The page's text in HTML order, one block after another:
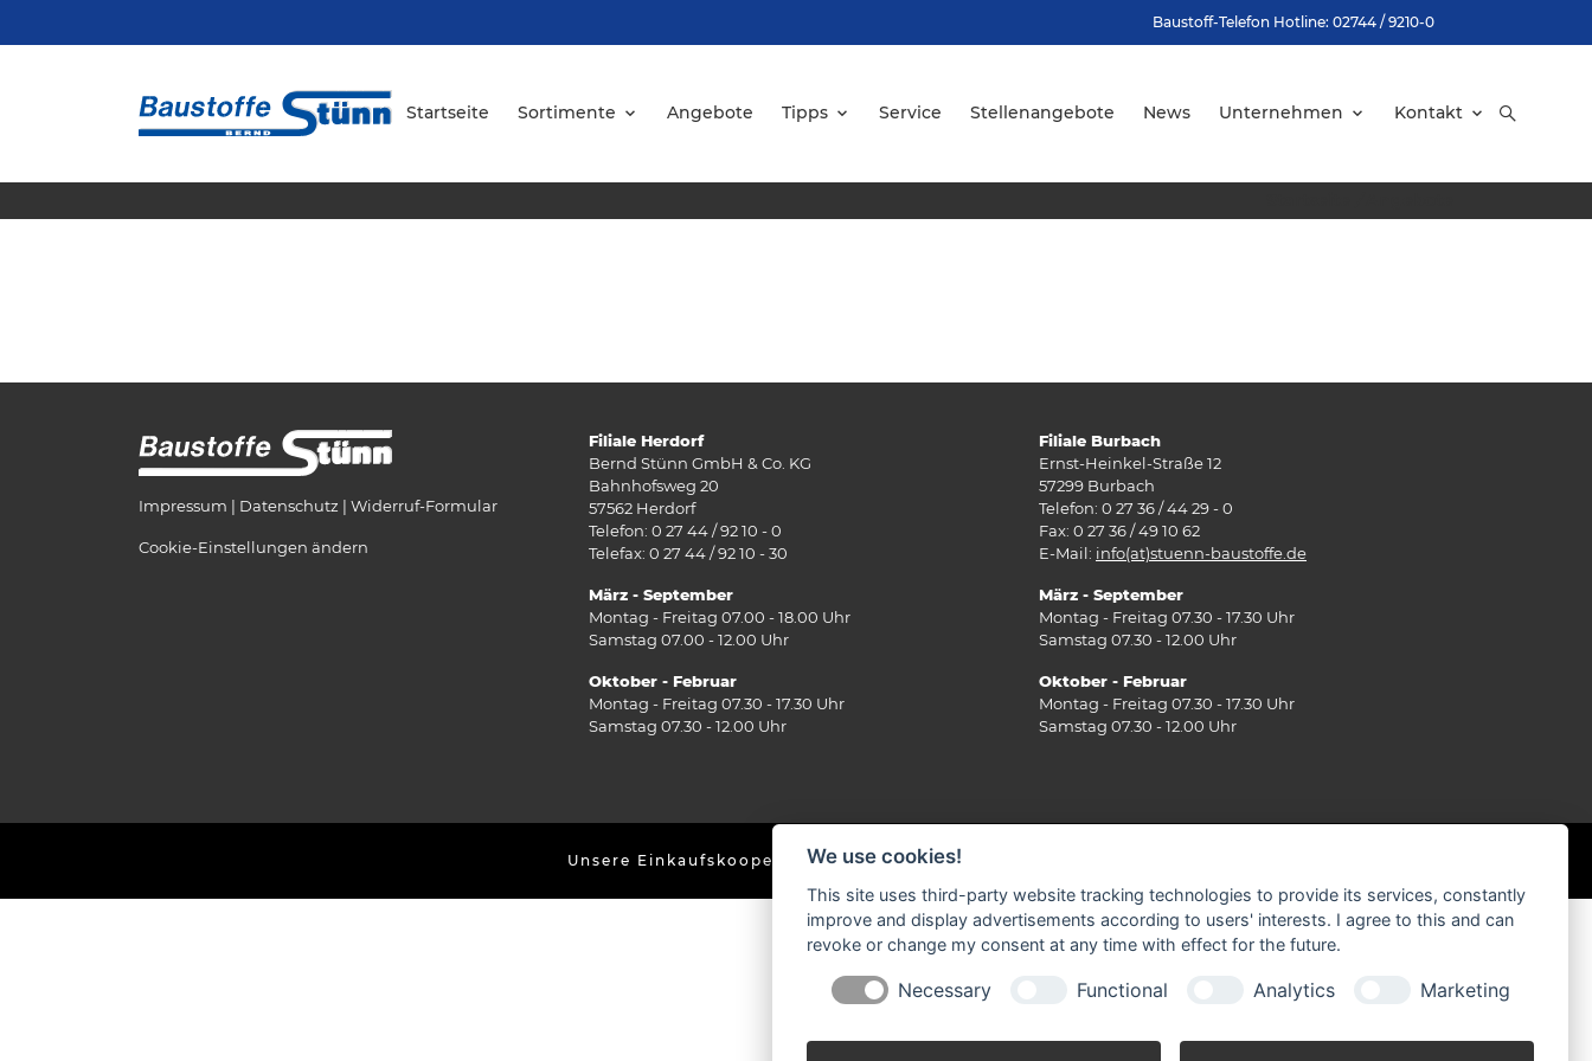
Baustoff-Telefon Hotline: 02744 / 9210-0
Startseite Sortimente Angebote Tipps Service Stellenangebote News Unternehmen Kontakt
Impressum Datenschutz Widerruf-Formular
Cookie-Einstellungen ändern
Filiale Herdorf
Bernd Stünn GmbH & Co. KG
Bahnhofsweg 20
57562 Herdorf
Telefon: 0 27 44 / 92 10 - 0
Telefax: 0 27 44 / 92 10 - 30
März - September
Montag - Freitag 07.00 - 18.00 Uhr
Samstag 07.00 - 12.00 Uhr
Oktober - Februar
Montag - Freitag 07.30 - 17.30 Uhr
Samstag 07.30 - 12.00 Uhr
Filiale Burbach
Ernst-Heinkel-Straße 12
57299 Burbach
Telefon: 0 27 36 / 44 29 - 0
Fax: 0 27 36 / 49 10 62
E-Mail: info(at)stuenn-baustoffe.de
März - September
Montag - Freitag 07.30 - 17.30 Uhr
Samstag 07.30 - 12.00 Uhr
Oktober - Februar
Montag - Freitag 07.30 - 17.30 Uhr
Samstag 07.30 - 12.00 Uhr
Unsere EinkaufskooperationWe use cookies!
This site uses third-party website tracking technologies to provide its services, constantly
improve and display advertisements according to users' interests. I agree to this and can
revoke or change my consent at any time with effect for the future.
Necessary Functional Analytics Marketing